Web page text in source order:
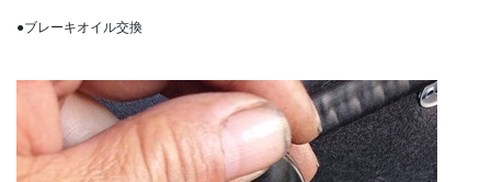
●ブレーキオイル交換